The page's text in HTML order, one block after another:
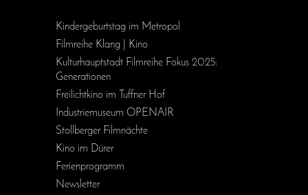
Kinder­geburts­tag im Metropol
Filmreihe Klang | Kino
Kulturhauptstadt Filmreihe Fokus 2025:
Generationen
Freilichtkino im Tuffner Hof
Industriemuseum OPENAIR
Stollberger Filmnächte
Kino im Dürer
Ferienprogramm
Newsletter